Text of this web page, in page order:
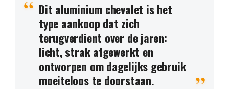
Dit aluminium chevalet is het
type aankoop dat zich
terugverdient over de jaren:
licht, strak afgewerkt en
ontworpen om dagelijks gebruik
moeiteloos te doorstaan.